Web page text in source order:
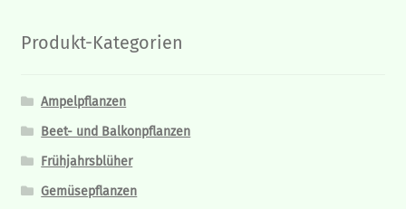
Produkt-Kategorien
Ampelpflanzen
Beet- und Balkonpflanzen
Frühjahrsblüher
Gemüsepflanzen